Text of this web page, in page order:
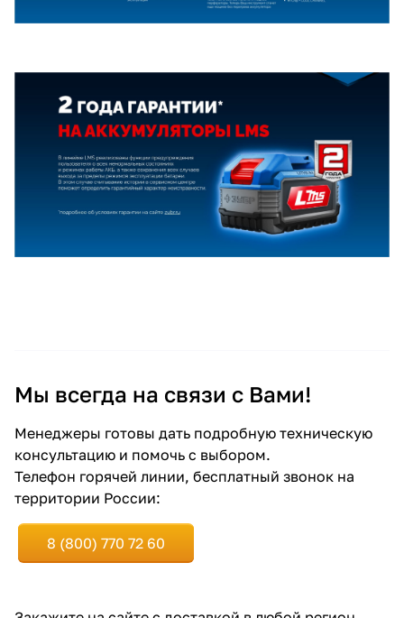
Мы всегда на связи с Вами!
Менеджеры готовы дать подробную техническую
консультацию и помочь с выбором.
Телефон горячей линии, бесплатный звонок на
территории России:
8 (800) 770 72 60